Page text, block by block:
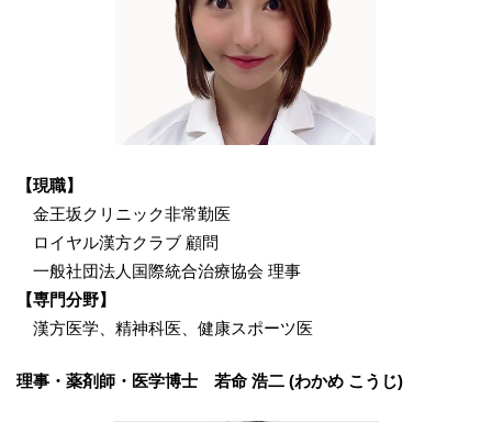
【現職】
金王坂クリニック非常勤医
ロイヤル漢方クラブ 顧問
一般社団法人国際統合治療協会 理事
【専門分野】
漢方医学、精神科医、健康スポーツ医
理事・薬剤師・医学博士 若命 浩二 (わかめ こうじ)